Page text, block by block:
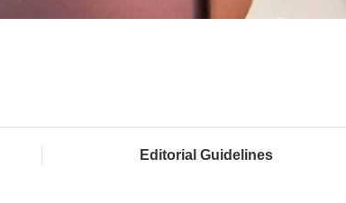
Editorial Guidelines